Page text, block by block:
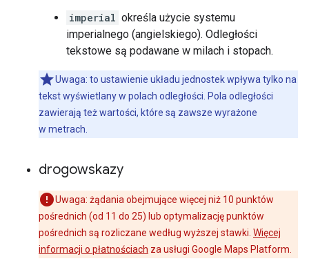
imperial określa użycie systemu
imperialnego (angielskiego). Odległości
tekstowe są podawane w milach i stopach.
Uwaga: to ustawienie układu jednostek wpływa tylko na
tekst wyświetlany w polach odległości. Pola odległości
zawierają też wartości, które są zawsze wyrażone
w metrach.
drogowskazy
Uwaga: żądania obejmujące więcej niż 10 punktów
pośrednich (od 11 do 25) lub optymalizację punktów
pośrednich są rozliczane według wyższej stawki. Więcej
informacji o płatnościach za usługi Google Maps Platform.